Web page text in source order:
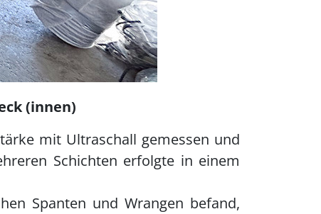
(innen)
mit Ultraschall gemessen und
Schichten erfolgte in einem
Spanten und Wrangen befand,